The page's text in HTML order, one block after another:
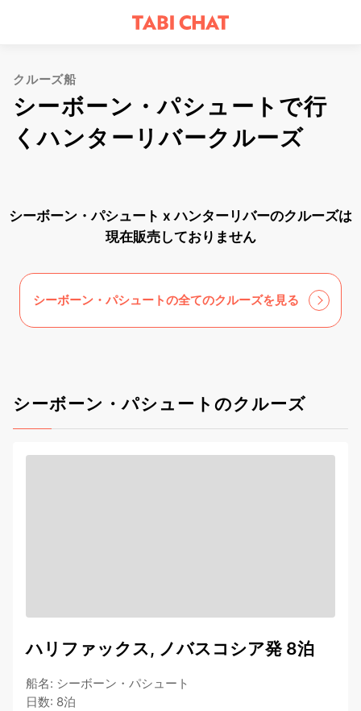
クルーズ船
シーボーン・パシュートで行
くハンターリバークルーズ
シーボーン・パシュート x ハンターリバーのクルーズは
現在販売しておりません
シーボーン・パシュートの全てのクルーズを見る
シーボーン・パシュートのクルーズ
ハリファックス, ノバスコシア発 8泊
船名: シーボーン・パシュート
日数: 8泊